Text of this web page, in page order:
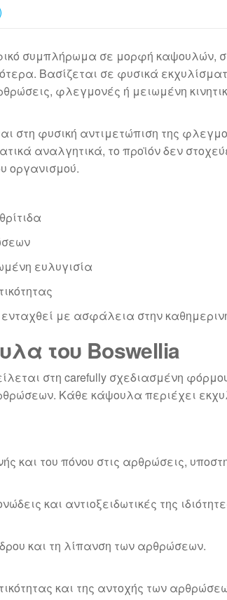
συμπλήρωμα σε μορφή καψουλών,
Βασίζεται σε φυσικά
φλεγμονές ή μειωμένη
στη φυσική αντιμετώπιση της
αναλγητικά, το προϊόν δεν
οργανισμού.
ευλυγισία
με ασφάλεια στην
του Boswellia
στη carefully σχεδιασμένη
Κάθε κάψουλα περιέχει
και του πόνου στις αρθρώσεις,
και αντιοξειδωτικές της
και τη λίπανση των αρθρώσεων.
και της αντοχής των